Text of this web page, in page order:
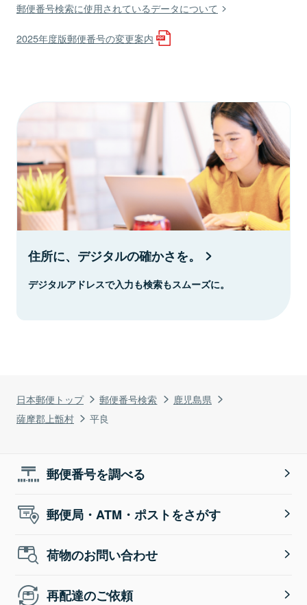
日本郵便トップ 郵便番号検索
鹿児島県
薩摩郡上甑村
平良
郵便番号検索に使用されているデータについて
2025年度版郵便番号の変更案内
住所に、デジタルの確かさを。
デジタルアドレスで入力も検索もスムーズに。
郵便番号を調べる
郵便局・ATM・ポストをさがす
荷物のお問い合わせ
再配達のご依頼